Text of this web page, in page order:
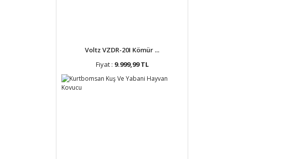
Voltz VZDR-20I Kömür ...
Fiyat : 9.999,99 TL